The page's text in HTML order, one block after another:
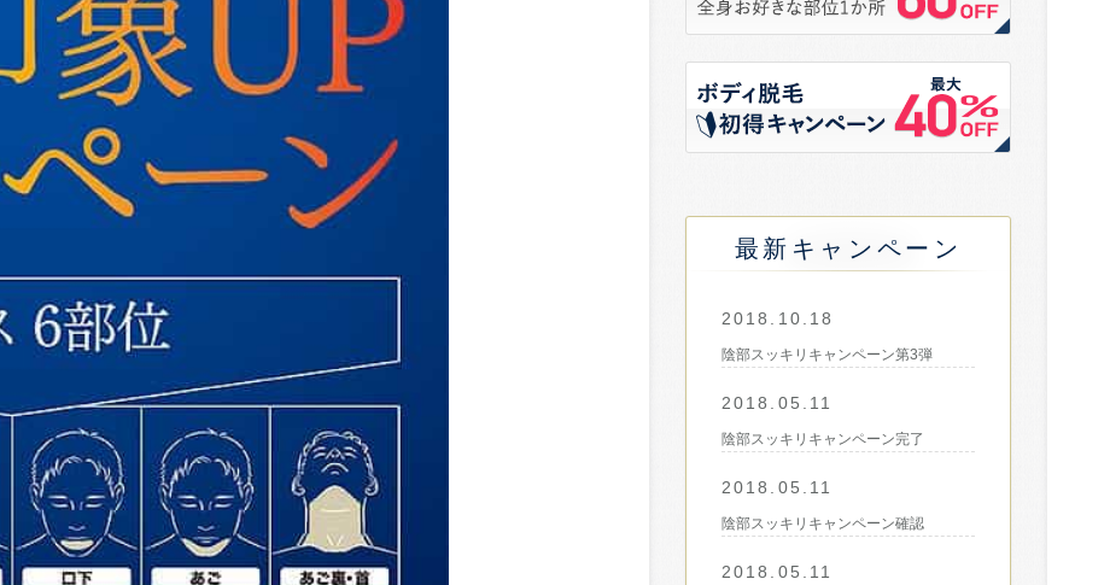
最新キャンペーン
2018.10.18
陰部スッキリキャンペーン第3弾
2018.05.11
陰部スッキリキャンペーン完了
2018.05.11
陰部スッキリキャンペーン確認
2018.05.11